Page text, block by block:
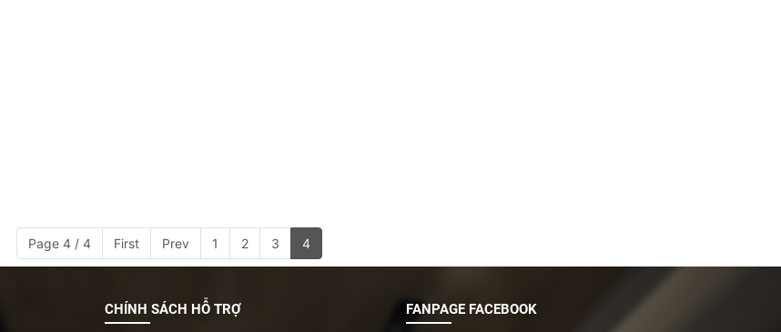
Page 4 / 4 First Prev 1 2 3 4
CHÍNH SÁCH HỖ TRỢ FANPAGE FACEBOOK